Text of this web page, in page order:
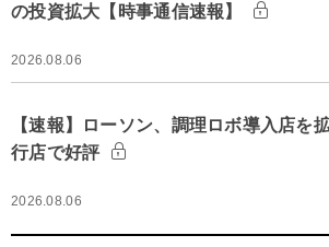
の投資拡大【時事通信速報】
2026.08.06
【速報】ローソン、調理ロボ導入店
行店で好評
2026.08.06